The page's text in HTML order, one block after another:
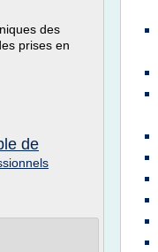
des
prises en
de